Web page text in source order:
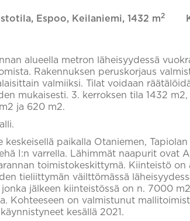
Espoo, Keilaniemi, 1432 m2
alueella metron läheisyydessä
Rakennuksen peruskorjaus
valmiiksi. Tilat voidaan
mukaisesti. 3. kerroksen tila 1432
ja 620 m2.
keskeisellä paikalla Otaniemen,
I:n varrella. Lähimmät naapurit ovat
toimistokeskittymä. Kiinteistö on
tieliittymän väilttömässä
jonka jälkeen kiinteistössä on n. 7000
Kohteeseen on valmistunut
kesällä 2021.